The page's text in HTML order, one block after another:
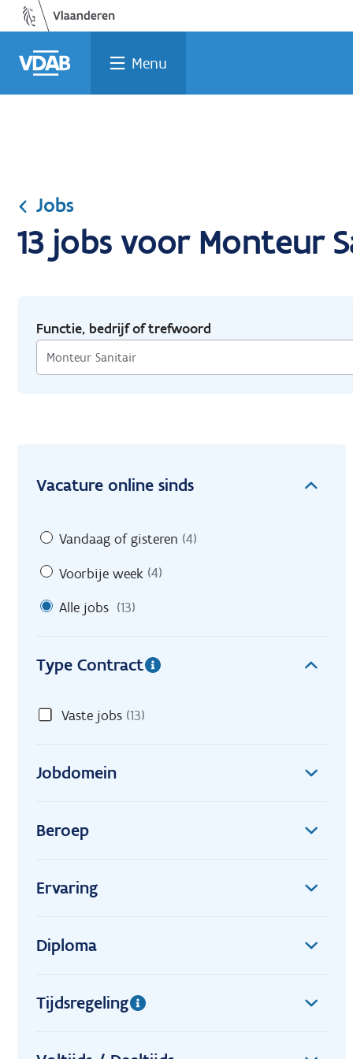
Ga
naar
de
inhoud
Vind
een
job
Vind
een
opleiding
Welke
job
past
bij
Terug
naar
home
Menu
Jobs
13 jobs voor Monteur
Functie, bedrijf of trefwoord
Vacature online sinds
Vandaag of gisteren (4)
Voorbije week (4)
Alle jobs (13)
Type Contract
Vaste jobs (13)
Jobdomein
Beroep
Ervaring
Diploma
Tijdsregeling